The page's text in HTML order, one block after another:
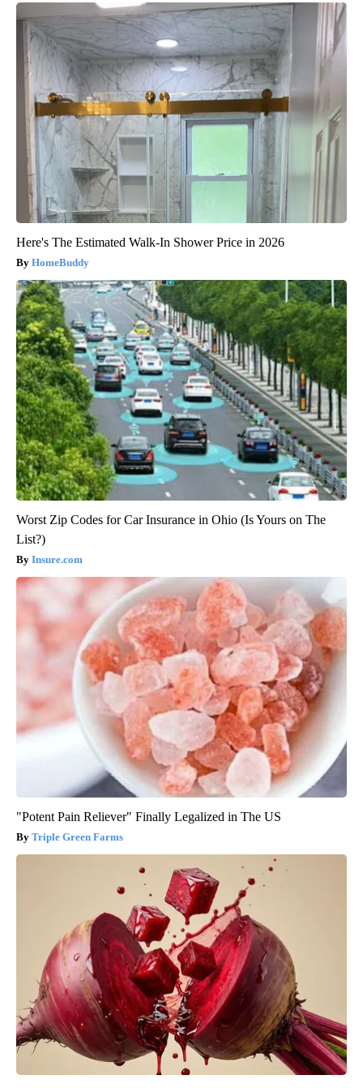
Here's The Estimated Walk-In Shower Price in 2026
HomeBuddy
Worst Zip Codes for Car Insurance in Ohio (Is Yours on The
List?)
Insure.com
"Potent Pain Reliever" Finally Legalized in The US
Triple Green Farms